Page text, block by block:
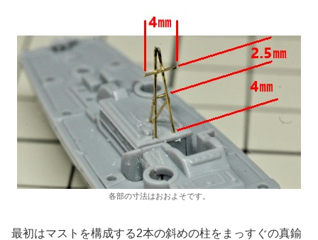
各部の寸法はおおよそです。
最初はマストを構成する2本の斜めの柱をまっすぐの真鍮